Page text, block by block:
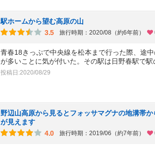
駅ホームから望む高原の山
3.5
旅行時期：2020/08（約6年前）
青春18きっぷで中央線を松本まで行った際、途
が多いことに気が付いた。その駅は日野春駅で駅
投稿日:2020/08/29
野辺山高原から見るとフォッサマグナの地溝帯
が見えます
4.0
旅行時期：2019/06（約7年前）